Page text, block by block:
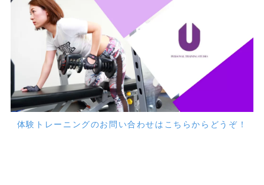
体験トレーニングのお問い合わせはこちらからどうぞ！